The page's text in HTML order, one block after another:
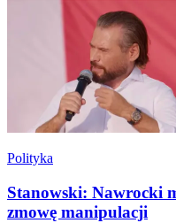
Polityka
Stanowski: Nawrocki
zmowę manipulacji